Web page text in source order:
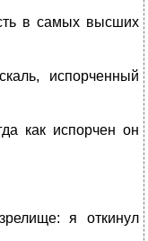
в самых высших
испорченный
как испорчен он
я откинул